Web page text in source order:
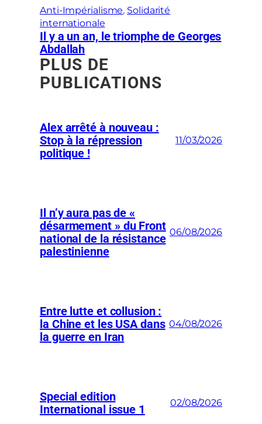
Anti-Impérialisme, Solidarité
internationale
Il y a un an, le triomphe de Georges
Abdallah
PLUS DE
PUBLICATIONS
Alex arrêté à nouveau :
Stop à la répression
politique !
11/03/2026
Il n’y aura pas de «
désarmement » du Front
national de la résistance
palestinienne
06/08/2026
Entre lutte et collusion :
la Chine et les USA dans
la guerre en Iran
04/08/2026
Special edition
International issue 1
02/08/2026